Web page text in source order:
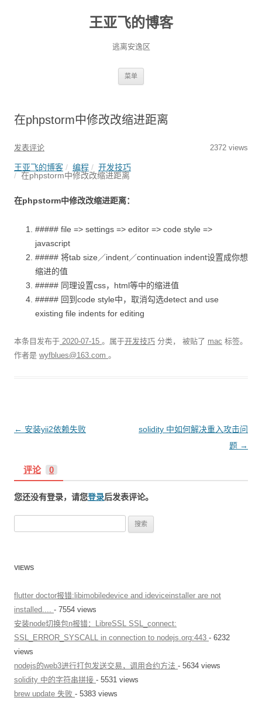
王亚飞的博客
逃离安逸区
菜单
在phpstorm中修改改缩进距离
发表评论 2372 views
王亚飞的博客 编程
开发技巧
在phpstorm中修改改缩进距离
在phpstorm中修改改缩进距离：
##### file => settings => editor => code style =>
javascript
##### 将tab size／indent／continuation indent设置成你想
缩进的值
##### 同理设置css，html等中的缩进值
##### 回到code style中，取消勾选detect and use
existing file indents for editing
本条目发布于 2020-07-15 。属于开发技巧 分类， 被贴了 mac 标签。
作者是 wyfblues@163.com 。
文
航
← 安装yii2依赖失败
solidity 中如何解决重入攻击问
题 →
评论 0
您还没有登录，请您登录后发表评论。
VIEWS
flutter doctor报错:libimobiledevice and ideviceinstaller are not
installed.... - 7554 views
安装node切换包n报错：LibreSSL SSL_connect:
SSL_ERROR_SYSCALL in connection to nodejs.org:443 - 6232
views
nodejs的web3进行打包发送交易，调用合约方法 - 5634 views
solidity 中的字符串拼接 - 5531 views
brew update 失败 - 5383 views